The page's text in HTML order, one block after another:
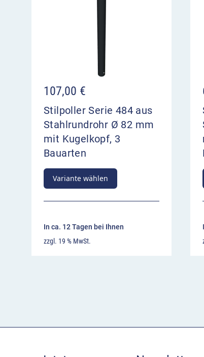
107,00 €
Stilpoller Serie 484 aus
Stahlrundrohr Ø 82 mm
mit Kugelkopf, 3
Bauarten
Variante wählen
In ca. 12 Tagen bei Ihnen
zzgl. 19 % MwSt.